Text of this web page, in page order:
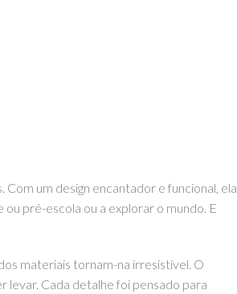
um design encantador e funcional, ela
pré-escola ou a explorar o mundo. E
materiais tornam-na irresistível. O
levar. Cada detalhe foi pensado para